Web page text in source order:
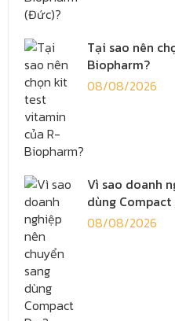
Tại sao nên
Biopharm?
08/08/2026
Vì sao doanh
dùng Compact
08/08/2026